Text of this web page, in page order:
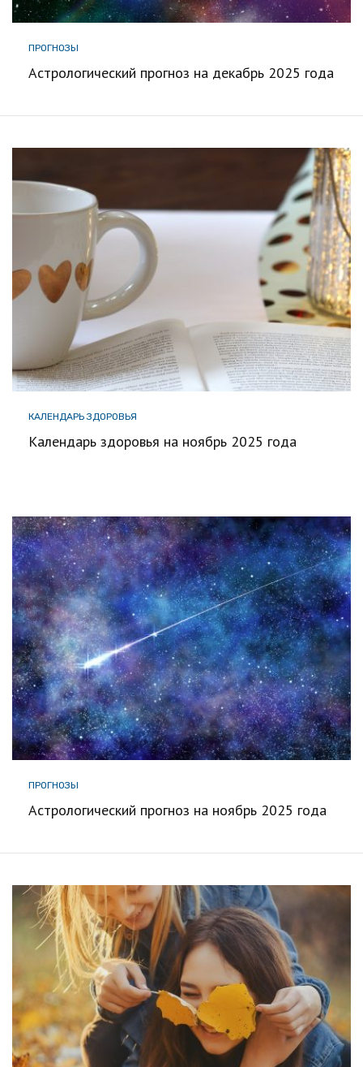
ПРОГНОЗЫ
Астрологический прогноз на декабрь 2025 года
КАЛЕНДАРЬ ЗДОРОВЬЯ
Календарь здоровья на ноябрь 2025 года
ПРОГНОЗЫ
Астрологический прогноз на ноябрь 2025 года